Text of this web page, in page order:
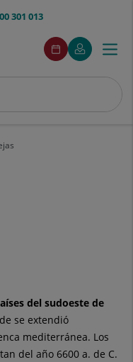
301 013
menuAcceso
Pedir
cita
Este
enlace
se
en
Mi
Quirónsalud
Este
enlace
se
en
ventana
nueva.
Menú
del sudoeste de
se extendió
mediterránea. Los
del año 6600 a. de C.